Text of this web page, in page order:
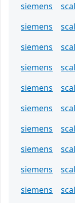
siemens
siemens
siemens
siemens
siemens
siemens
siemens
siemens
siemens
siemens